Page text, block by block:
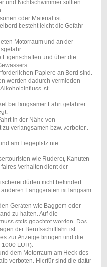
und Nichtschwimmer sollten
oder Material ist
besteht leicht die Gefahr
Motorraum und an der
Eigenschaften und über die
Papiere an Bord sind.
werden dadurch vermieden
ist
bei langsamer Fahrt gefahren
in der Nähe von
verlangsamen bzw. verboten.
am Liegeplatz nie
wie Ruderer, Kanuten
Verhalten dient der
dürfen nicht behindert
Fanggeräten ist langsam
Geräten wie Baggern oder
zu halten. Auf die
stets geachtet werden. Das
der Berufsschifffahrt ist
zur Anzeige bringen und die
1000 EUR).
dem Motorraum am Heck des
verboten. Hierfür sind die dafür